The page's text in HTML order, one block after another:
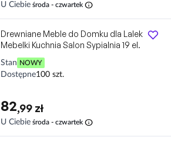
U Ciebie środa - czwartek info
Drewniane Meble do Domku dla Lalek
Mebelki Kuchnia Salon Sypialnia 19 el.
Stan NOWY
Dostępne100 szt.
82,99 zł
U Ciebie środa - czwartek info